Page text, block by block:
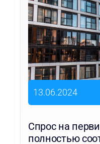
13.06.2024
Спрос на
полностью